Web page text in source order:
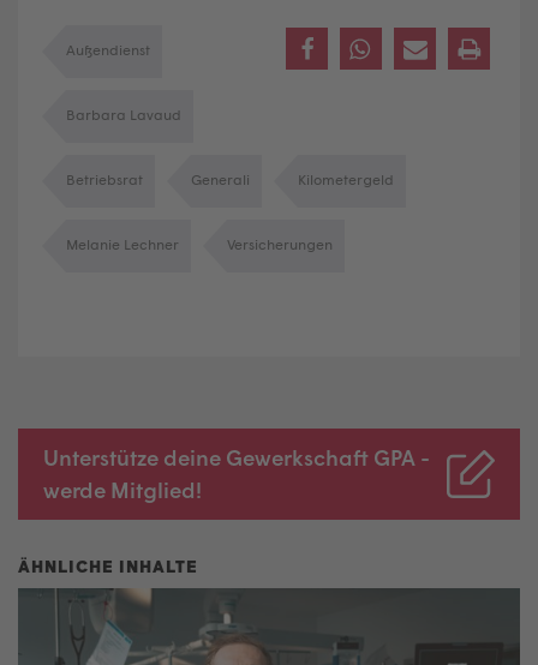
Außendienst
Barbara Lavaud
Betriebsrat Generali Kilometergeld
Melanie Lechner Versicherungen
Unterstütze deine Gewerkschaft GPA -
werde Mitglied!